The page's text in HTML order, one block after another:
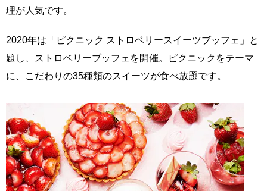
理が人気です。
2020年は「ピクニック ストロベリースイーツブッフェ」と
題し、ストロベリーブッフェを開催。ピクニックをテーマ
に、こだわりの35種類のスイーツが食べ放題です。